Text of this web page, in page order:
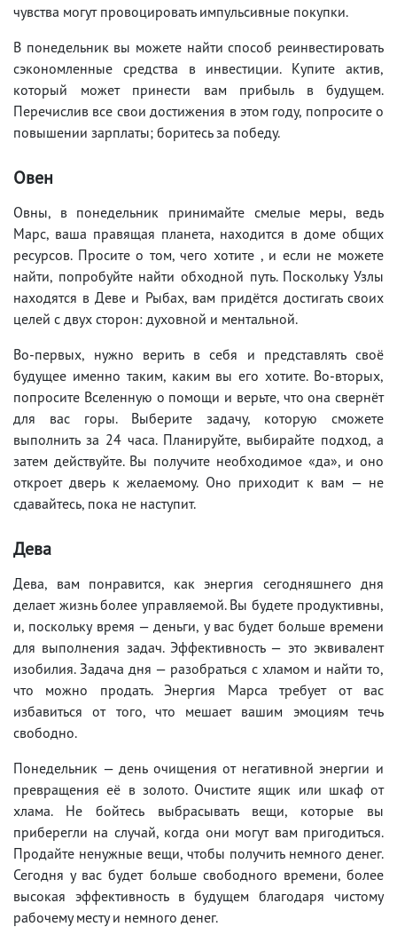
чувства могут провоцировать импульсивные покупки.
В понедельник вы можете найти способ реинвестировать
сэкономленные средства в инвестиции. Купите актив,
который может принести вам прибыль в будущем.
Перечислив все свои достижения в этом году, попросите о
повышении зарплаты; боритесь за победу.
Овен
Овны, в понедельник принимайте смелые меры, ведь
Марс, ваша правящая планета, находится в доме общих
ресурсов. Просите о том, чего хотите , и если не можете
найти, попробуйте найти обходной путь. Поскольку Узлы
находятся в Деве и Рыбах, вам придётся достигать своих
целей с двух сторон: духовной и ментальной.
Во-первых, нужно верить в себя и представлять своё
будущее именно таким, каким вы его хотите. Во-вторых,
попросите Вселенную о помощи и верьте, что она свернёт
для вас горы. Выберите задачу, которую сможете
выполнить за 24 часа. Планируйте, выбирайте подход, а
затем действуйте. Вы получите необходимое «да», и оно
откроет дверь к желаемому. Оно приходит к вам — не
сдавайтесь, пока не наступит.
Дева
Дева, вам понравится, как энергия сегодняшнего дня
делает жизнь более управляемой. Вы будете продуктивны,
и, поскольку время — деньги, у вас будет больше времени
для выполнения задач. Эффективность — это эквивалент
изобилия. Задача дня — разобраться с хламом и найти то,
что можно продать. Энергия Марса требует от вас
избавиться от того, что мешает вашим эмоциям течь
свободно.
Понедельник — день очищения от негативной энергии и
превращения её в золото. Очистите ящик или шкаф от
хлама. Не бойтесь выбрасывать вещи, которые вы
приберегли на случай, когда они могут вам пригодиться.
Продайте ненужные вещи, чтобы получить немного денег.
Сегодня у вас будет больше свободного времени, более
высокая эффективность в будущем благодаря чистому
рабочему месту и немного денег.